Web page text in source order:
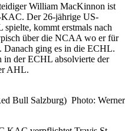
William MacKinnon ist
Der 26-jährige US-
kommt erstmals nach
über die NCAA wo er für
ging es in die ECHL.
in der ECHL absolvierte der
AHL.
Bull Salzburg) Photo: Werner